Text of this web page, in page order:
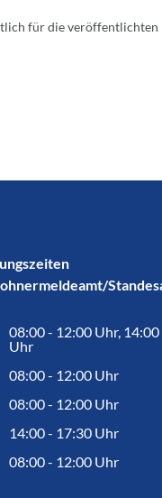
für die veröffentlichten
08:00 - 12:00 Uhr,
Uhr
08:00 - 12:00 Uhr
08:00 - 12:00 Uhr
14:00 - 17:30 Uhr
08:00 - 12:00 Uhr